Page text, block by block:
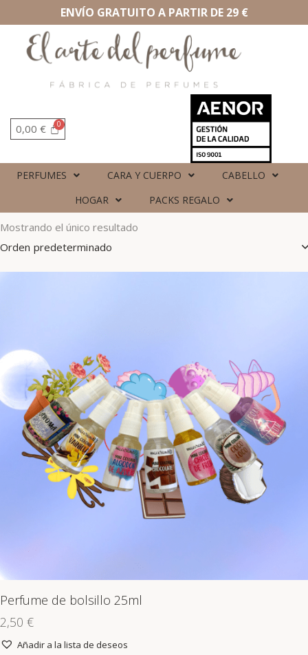
ENVÍO GRATUITO A PARTIR DE 29 €
0,00 €
PERFUMES CARA Y CUERPO
CABELLO
HOGAR
PACKS REGALO
Mostrando el único resultado
Perfume de bolsillo 25ml
2,50 €
Añadir a la lista de deseos